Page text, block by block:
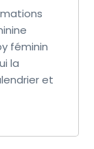
féminin
la
et